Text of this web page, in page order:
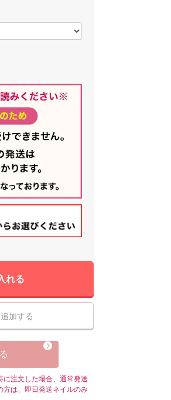
れる
加する
に注文した場合、通常発送
方は、即日発送ネイルのみ